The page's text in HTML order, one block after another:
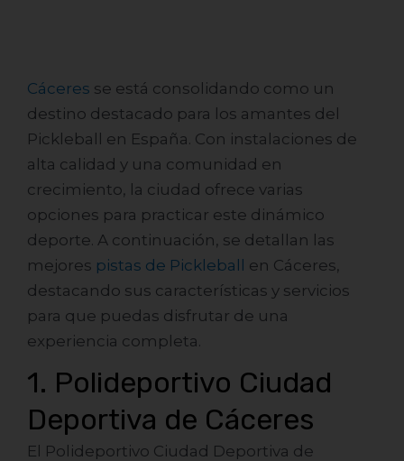
Cáceres se está consolidando como un
destino destacado para los amantes del
Pickleball en España. Con instalaciones de
alta calidad y una comunidad en
crecimiento, la ciudad ofrece varias
opciones para practicar este dinámico
deporte. A continuación, se detallan las
mejores pistas de Pickleball
en Cáceres,
destacando sus características y servicios
para que puedas disfrutar de una
experiencia completa.
1. Polideportivo Ciudad
Deportiva de Cáceres
El Polideportivo Ciudad Deportiva de